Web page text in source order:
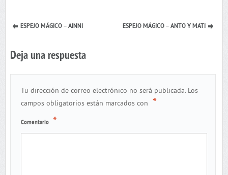
ESPEJO MÁGICO – AINNI ESPEJO MÁGICO – ANTO Y MATI
Deja una respuesta
Tu dirección de correo electrónico no será publicada. Los
campos obligatorios están marcados con *
Comentario *